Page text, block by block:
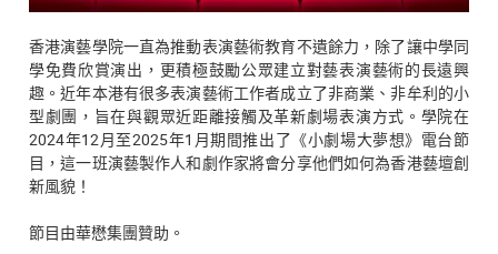
香港演藝學院一直為推動表演藝術教育不遺餘力，除了讓中學同
學免費欣賞演出，更積極鼓勵公眾建立對藝表演藝術的長遠興
趣。近年本港有很多表演藝術工作者成立了非商業、非牟利的小
型劇團，旨在與觀眾近距離接觸及革新劇場表演方式。學院在
2024年12月至2025年1月期間推出了《小劇場大夢想》電台節
目，這一班演藝製作人和劇作家將會分享他們如何為香港藝壇創
新風貌！
節目由華懋集團贊助。